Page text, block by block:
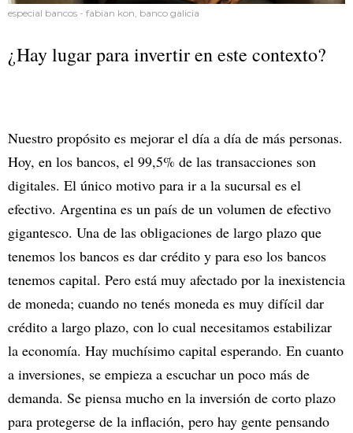
especial bancos - fabian kon, banco galicia
¿Hay lugar para invertir en este contexto?
Nuestro propósito es mejorar el día a día de más personas.
Hoy, en los bancos, el 99,5% de las transacciones son
digitales. El único motivo para ir a la sucursal es el
efectivo. Argentina es un país de un volumen de efectivo
gigantesco. Una de las obligaciones de largo plazo que
tenemos los bancos es dar crédito y para eso los bancos
tenemos capital. Pero está muy afectado por la inexistencia
de moneda; cuando no tenés moneda es muy difícil dar
crédito a largo plazo, con lo cual necesitamos estabilizar
la economía. Hay muchísimo capital esperando. En cuanto
a inversiones, se empieza a escuchar un poco más de
demanda. Se piensa mucho en la inversión de corto plazo
para protegerse de la inflación, pero hay gente pensando